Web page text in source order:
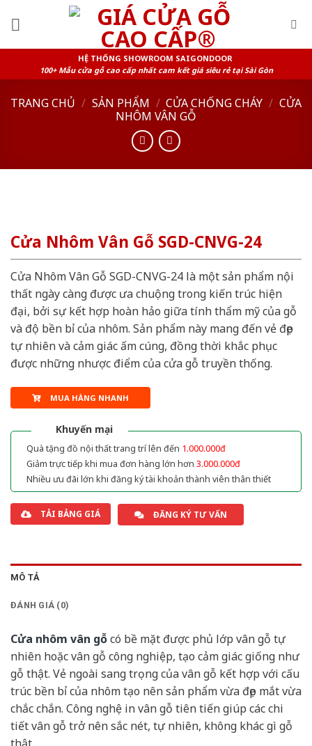
HỆ THỐNG SHOWROOM SAIGONDOOR
100+ Mẫu cửa gỗ cao cấp nhất cam kết giá siêu rẻ tại Sài Gòn
TRANG CHỦ / SẢN PHẨM / CỬA CHỐNG CHÁY / CỬA
NHÔM VÂN GỖ
Cửa Nhôm Vân Gỗ SGD-CNVG-24
Cửa Nhôm Vân Gỗ SGD-CNVG-24 là một sản phẩm nội
thất ngày càng được ưa chuộng trong kiến trúc hiện
đại, bởi sự kết hợp hoàn hảo giữa tính thẩm mỹ của gỗ
và độ bền bỉ của nhôm. Sản phẩm này mang đến vẻ đẹp
tự nhiên và cảm giác ấm cúng, đồng thời khắc phục
được những nhược điểm của cửa gỗ truyền thống.
MUA HÀNG NHANH
Khuyến mại
Quà tặng đồ nội thất trang trí lên đến 1.000.000đ
Giảm trực tiếp khi mua đơn hàng lớn hơn 3.000.000đ
Nhiều ưu đãi lớn khi đăng ký tài khoản thành viên thân thiết
TẢI BẢNG GIÁ ĐĂNG KÝ TƯ VẤN
MÔ TẢ
ĐÁNH GIÁ (0)
Cửa nhôm vân gỗcó bề mặt được phủ lớp vân gỗ tự
nhiên hoặc vân gỗ công nghiệp, tạo cảm giác giống như
gỗ thật. Vẻ ngoài sang trọng của vân gỗ kết hợp với cấu
trúc bền bỉ của nhôm tạo nên sản phẩm vừa đẹp mắt vừa
chắc chắn. Công nghệ in vân gỗ tiên tiến giúp các chi
tiết vân gỗ trở nên sắc nét, tự nhiên, không khác gì gỗ